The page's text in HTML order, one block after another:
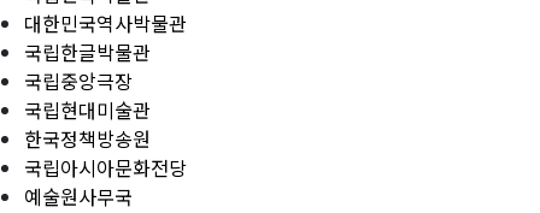
대한민국역사박물관
국립한글박물관
국립중앙극장
국립현대미술관
한국정책방송원
국립아시아문화전당
예술원사무국